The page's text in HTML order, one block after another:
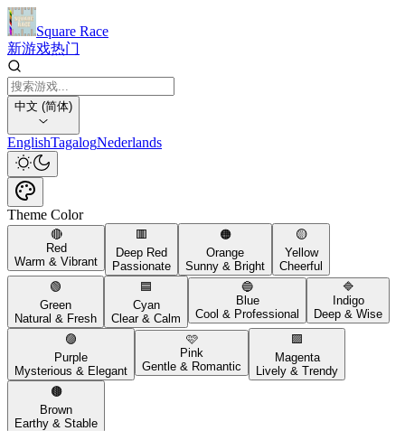
Square Race
新游戏热门
中文 (简体)
EnglishTagalogNederlands
Theme Color
🔴
Red
Warm & Vibrant
🟥
Deep Red
Passionate
🟠
Orange
Sunny & Bright
🟡
Yellow
Cheerful
🟢
Green
Natural & Fresh
🟦
Cyan
Clear & Calm
🔵
Blue
Cool & Professional
🔷
Indigo
Deep & Wise
🟣
Purple
Mysterious & Elegant
🩷
Pink
Gentle & Romantic
🟪
Magenta
Lively & Trendy
🟤
Brown
Earthy & Stable